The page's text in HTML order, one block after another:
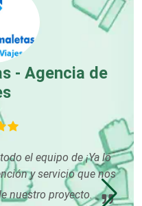
- Agencia de
el equipo de ¡Ya lo
y servicio que nos
nuestro proyecto.